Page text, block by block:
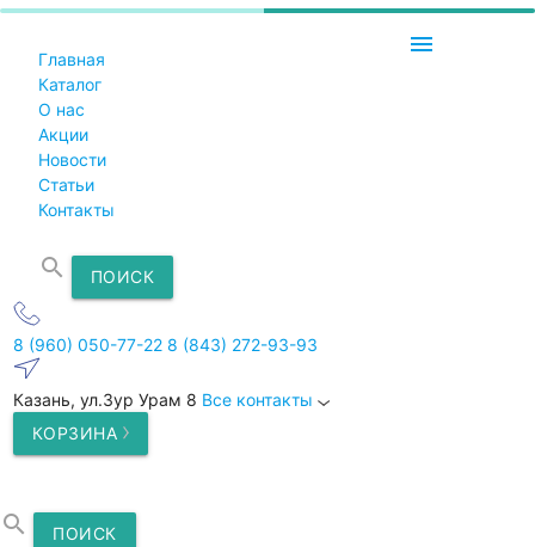
menu
Главная
Каталог
О нас
Акции
Новости
Статьи
Контакты
search ПОИСК
8 (960) 050-77-22 8 (843) 272-93-93
Казань, ул.Зур Урам 8 Все контакты
КОРЗИНА
search ПОИСК